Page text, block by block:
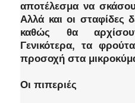
αποτέλεσμα να
Αλλά και οι σταφίδες
καθώς θα
Γενικότερα, τα φρούτα
προσοχή στα
Οι πιπεριές